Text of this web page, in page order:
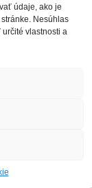
údaje, ako je
Nesúhlas
vlastnosti a